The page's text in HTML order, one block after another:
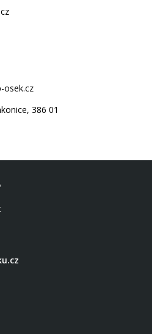
osek.cz
386 01